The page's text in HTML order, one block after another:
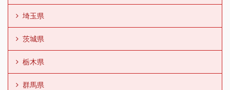
埼玉県
茨城県
栃木県
群馬県